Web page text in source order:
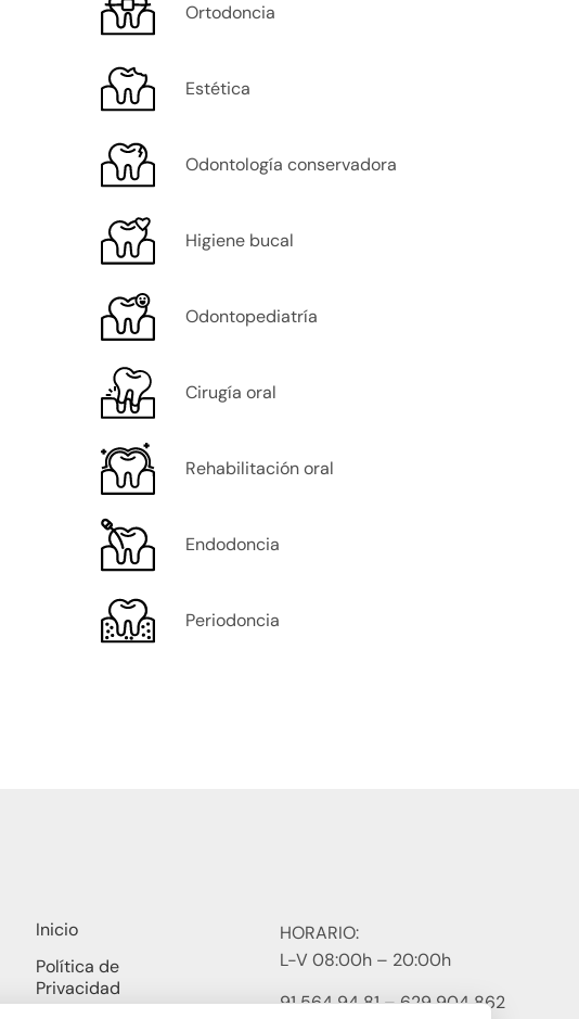
Ortodoncia
Estética
Odontología conservadora
Higiene bucal
Odontopediatría
Cirugía oral
Rehabilitación oral
Endodoncia
Periodoncia
Inicio
Política de
Privacidad
HORARIO:
L-V 08:00h – 20:00h
91 564 94 81 – 629 904 862